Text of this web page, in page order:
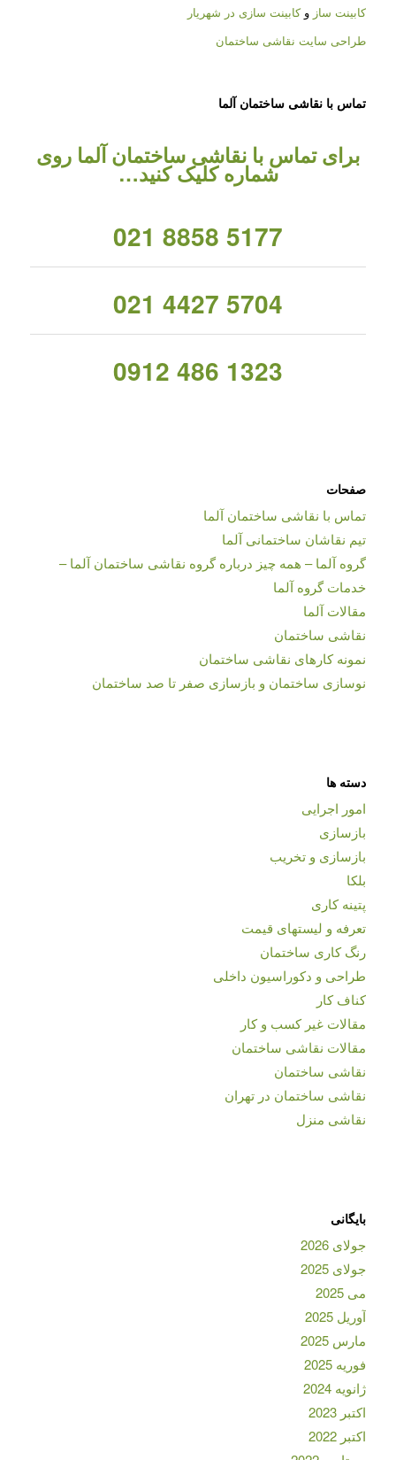
کابینت ساز وکابینت سازی در شهریار
طراحی سایت نقاشی ساختمان
تماس با نقاشی ساختمان آلما
برای تماس با نقاشی ساختمان آلما روی
شماره کلیک کنید…
021 8858 5177
021 4427 5704
0912 486 1323
صفحات
تماس با نقاشی ساختمان آلما
تیم نقاشان ساختمانی آلما
گروه آلما – همه چیز درباره گروه نقاشی ساختمان آلما –
خدمات گروه آلما
مقالات آلما
نقاشی ساختمان
نمونه کارهای نقاشی ساختمان
نوسازی ساختمان و بازسازی صفر تا صد ساختمان
دسته ها
امور اجرایی
بازسازی
بازسازی و تخریب
بلکا
پتینه کاری
تعرفه و لیستهای قیمت
رنگ کاری ساختمان
طراحی و دکوراسیون داخلی
کناف کار
مقالات غیر کسب و کار
مقالات نقاشی ساختمان
نقاشی ساختمان
نقاشی ساختمان در تهران
نقاشی منزل
بایگانی
جولای 2026
جولای 2025
می 2025
آوریل 2025
مارس 2025
فوریه 2025
ژانویه 2024
اکتبر 2023
اکتبر 2022